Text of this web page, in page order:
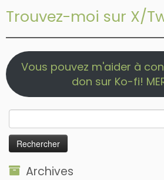
Trouvez-moi sur X/
Vous pouvez m'aider à
don sur Ko-fi!
Rechercher :
Archives